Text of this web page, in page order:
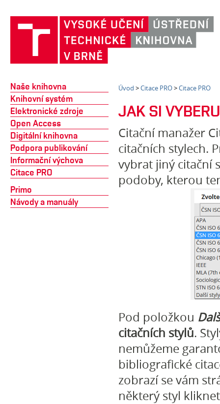
Naše knihovna
Knihovní systém
Elektronické zdroje
Open Access
Digitální knihovna
Podpora publikování
Informační výchova
Citace PRO
Primo
Návody a manuály
Úvod >Citace PRO>Citace PRO
JAK SI
Citační manažer
citačních stylech.
vybrat jiný citační
podoby, kterou
Pod položkou
citačních stylů.
nemůžeme
bibliografické
zobrazí se vám
některý styl